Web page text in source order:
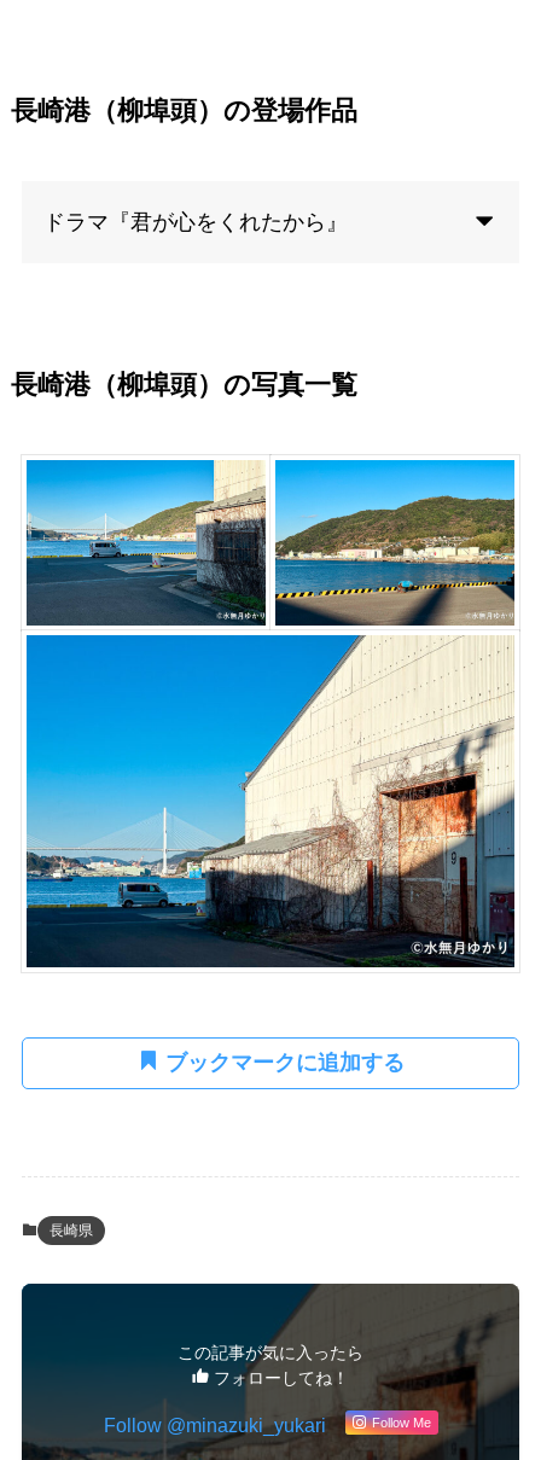
長崎港（柳埠頭）の登場作品
ドラマ『君が心をくれたから』
長崎港（柳埠頭）の写真一覧
ブックマークに追加する
長崎県
この記事が気に入ったら
フォローしてね！
Follow @minazuki_yukari Follow Me